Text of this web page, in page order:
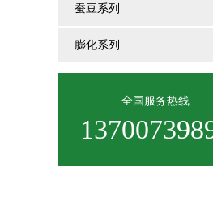
蚕豆系列
膨化系列
全国服务热线